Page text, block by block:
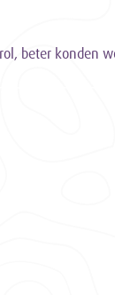
beter konden